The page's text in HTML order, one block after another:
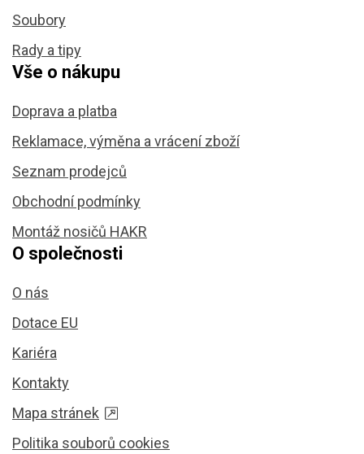
Soubory
Rady a tipy
Vše o nákupu
Doprava a platba
Reklamace, výměna a vrácení zboží
Seznam prodejců
Obchodní podmínky
Montáž nosičů HAKR
O společnosti
O nás
Dotace EU
Kariéra
Kontakty
Mapa stránek
Politika souborů cookies